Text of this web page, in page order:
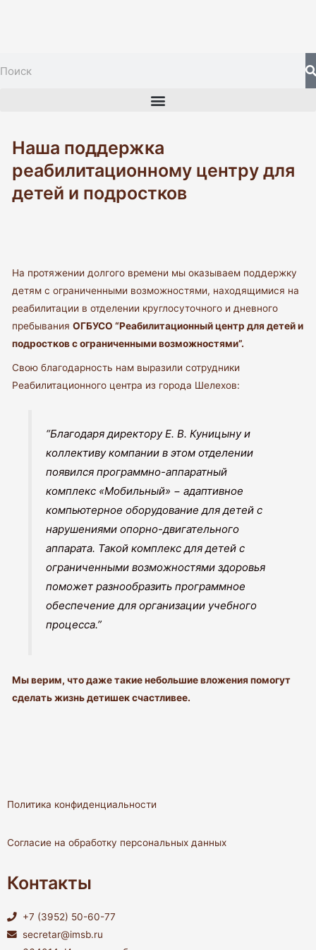
Menu
Наша поддержка
реабилитационному центру для
детей и подростков
На протяжении долгого времени мы оказываем поддержку
детям с ограниченными возможностями, находящимися на
реабилитации в отделении круглосуточного и дневного
пребыванияОГБУСО “Реабилитационный центр для детей и
подростков с ограниченными возможностями”.
Свою благодарность нам выразили сотрудники
Реабилитационного центра из города Шелехов:
“Благодаря директору Е. В. Куницыну и
коллективу компании в этом отделении
появился программно-аппаратный
комплекс «Мобильный» − адаптивное
компьютерное оборудование для детей с
нарушениями опорно-двигательного
аппарата. Такой комплекс для детей с
ограниченными возможностями здоровья
поможет разнообразить программное
обеспечение для организации учебного
процесса.”
Мы верим, что даже такие небольшие вложения помогут
сделать жизнь детишек счастливее.
Политика конфиденциальности
Согласие на обработку персональных данных
Контакты
+7 (3952) 50-60-77
secretar@imsb.ru